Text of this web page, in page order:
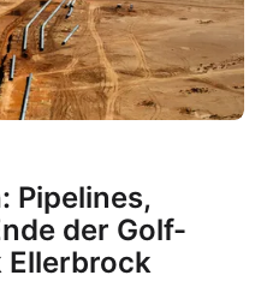
Pipelines,
der Golf-
Ellerbrock